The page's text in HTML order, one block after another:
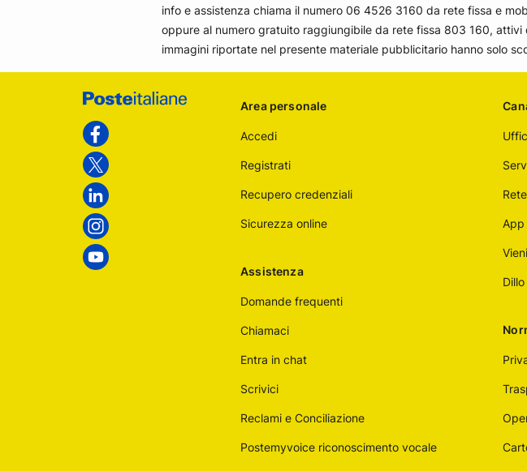
info e assistenza chiama il numero 06 4526 3160 da rete fissa e
oppure al numero gratuito raggiungibile da rete fissa 803 160,
immagini riportate nel presente materiale pubblicitario hanno solo
Footer
Poste
Italiane
Area personale
Accedi
Registrati
Recupero credenziali
Sicurezza online
Assistenza
Domande frequenti
Chiamaci
Entra in chat
Scrivici
Reclami e Conciliazione
Postemyvoice riconoscimento vocale
App